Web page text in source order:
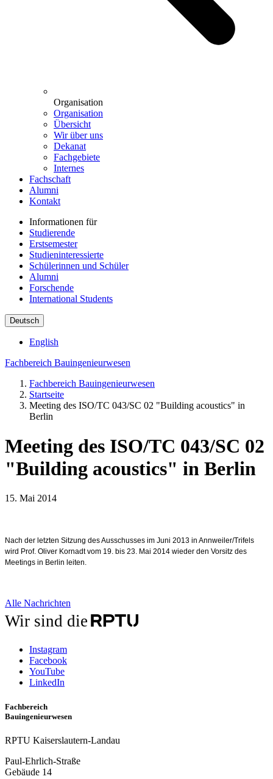
Organisation
Organisation
Übersicht
Wir über uns
Dekanat
Fachgebiete
Internes
Fachschaft
Alumni
Kontakt
Informationen für
Studierende
Erstsemester
Studieninteressierte
Schülerinnen und Schüler
Alumni
Forschende
International Students
Deutsch
English
Fachbereich Bauingenieurwesen
Fachbereich Bauingenieurwesen
Startseite
Meeting des ISO/TC 043/SC 02 "Building acoustics" in
Berlin
Meeting des ISO/TC 043/SC 02
"Building acoustics" in Berlin
15. Mai 2014
Nach der letzten Sitzung des Ausschusses im Juni 2013 in Annweiler/Trifels
wird Prof. Oliver Kornadt vom 19. bis 23. Mai 2014 wieder den Vorsitz des
Meetings in Berlin leiten.
Alle Nachrichten
Wir sind die
Instagram
Facebook
YouTube
LinkedIn
Fachbereich
Bauingenieurwesen
RPTU Kaiserslautern-Landau
Paul-Ehrlich-Straße
Gebäude 14